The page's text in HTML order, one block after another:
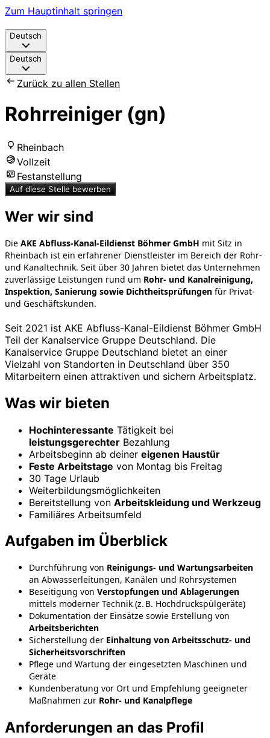
Zum Hauptinhalt springen
Deutsch
Deutsch
Zurück zu allen Stellen
Rohrreiniger (gn)
Rheinbach
Vollzeit
Festanstellung
Auf diese Stelle bewerben
Wer wir sind
Die AKE Abfluss-Kanal-Eildienst Böhmer GmbH mit Sitz in
Rheinbach ist ein erfahrener Dienstleister im Bereich der Rohr-
und Kanaltechnik. Seit über 30 Jahren bietet das Unternehmen
zuverlässige Leistungen rund um Rohr- und Kanalreinigung,
Inspektion, Sanierung sowie Dichtheitsprüfungen für Privat-
und Geschäftskunden.
Seit 2021 ist AKE Abfluss-Kanal-Eildienst Böhmer GmbH
Teil der Kanalservice Gruppe Deutschland. Die
Kanalservice Gruppe Deutschland bietet an einer
Vielzahl von Standorten in Deutschland über 350
Mitarbeitern einen attraktiven und sichern Arbeitsplatz.
Was wir bieten
Hochinteressante Tätigkeit bei
leistungsgerechter Bezahlung
Arbeitsbeginn ab deiner eigenen Haustür
Feste Arbeitstage von Montag bis Freitag
30 Tage Urlaub
Weiterbildungsmöglichkeiten
Bereitstellung von Arbeitskleidung und Werkzeug
Familiäres Arbeitsumfeld
Aufgaben im Überblick
Durchführung von Reinigungs- und Wartungsarbeiten
an Abwasserleitungen, Kanälen und Rohrsystemen
Beseitigung von Verstopfungen und Ablagerungen
mittels moderner Technik (z. B. Hochdruckspülgeräte)
Dokumentation der Einsätze sowie Erstellung von
Arbeitsberichten
Sicherstellung der Einhaltung von Arbeitsschutz- und
Sicherheitsvorschriften
Pflege und Wartung der eingesetzten Maschinen und
Geräte
Kundenberatung vor Ort und Empfehlung geeigneter
Maßnahmen zur Rohr- und Kanalpflege
Anforderungen an das Profil